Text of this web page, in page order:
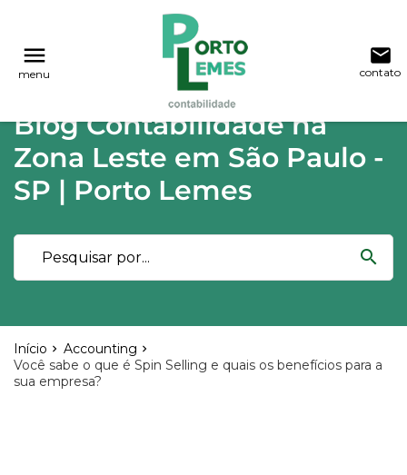
menu
menu
email
contato
Blog Contabilidade na
Zona Leste em São Paulo -
SP | Porto Lemes
search
Início
Accounting
Você sabe o que é Spin Selling e quais os benefícios para a
sua empresa?
NAVEGAÇÃO
Voltar ao site
Blog
Contabilidade
Notícias
FALE CONOSCO
(11) 2015-4955
location_on
Rua Lutécia,682 Vila Carrão - São Paulo
03423-000